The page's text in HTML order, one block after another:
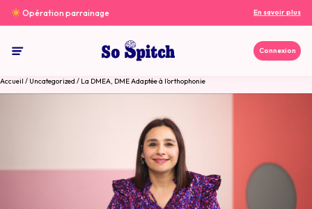
Opération parrainage En savoir plus
So spitch Connexion
Accueil / Uncategorized / La DMEA, DME Adaptée à l’orthophonie